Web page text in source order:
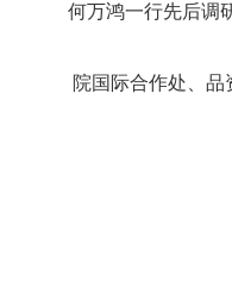
何万鸿一行先后调研
院国际合作处、品资